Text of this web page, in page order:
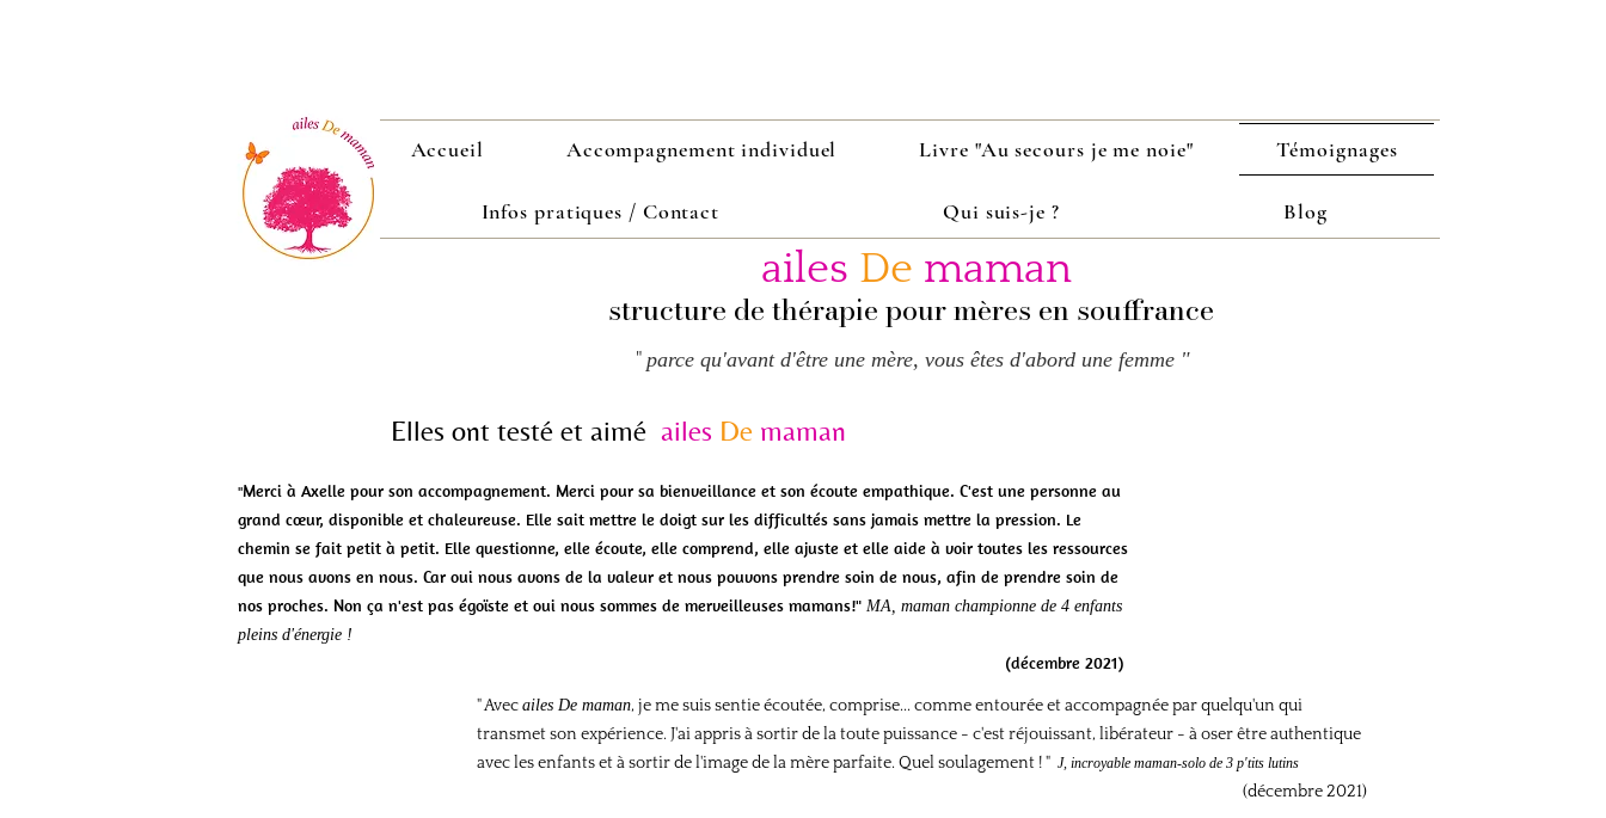
Accueil Accompagnement individuel Livre "Au secours je me noie" Témoignages
Infos pratiques / Contact Qui suis-je ? Blog
ailes De maman
structure de thérapie pour mères en souffrance
" parce qu'avant d'être une mère, vous êtes d'abord une femme "
Elles ont testé et aimé ailes De maman
"Merci à Axelle pour son accompagnement. Merci pour sa bienveillance et son écoute empathique. C'est une personne au
grand cœur, disponible et chaleureuse. Elle sait mettre le doigt sur les difficultés sans jamais mettre la pression. Le
chemin se fait petit à petit. Elle questionne, elle écoute, elle comprend, elle ajuste et elle aide à voir toutes les ressources
que nous avons en nous. Car oui nous avons de la valeur et nous pouvons prendre soin de nous, afin de prendre soin de
nos proches. Non ça n'est pas égoïste et oui nous sommes de merveilleuses mamans!" MA, maman championne de 4 enfants
pleins d'énergie !
(décembre 2021)
" Avec ailes De maman, je me suis sentie écoutée, comprise... comme entourée et accompagnée par quelqu'un qui
transmet son expérience. J'ai appris à sortir de la toute puissance - c'est réjouissant, libérateur - à oser être authentique
avec les enfants et à sortir de l'image de la mère parfaite. Quel soulagement ! " J, incroyable maman-solo de 3 p'tits lutins
(décembre 2021)